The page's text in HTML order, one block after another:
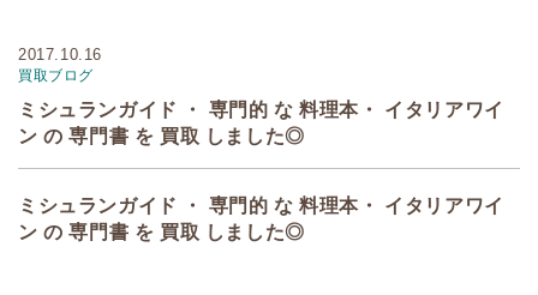
2017.10.16
買取ブログ
ミシュランガイド ・ 専門的 な 料理本・ イタリアワイ
ン の 専門書 を 買取 しました◎
ミシュランガイド ・ 専門的 な 料理本・ イタリアワイ
ン の 専門書 を 買取 しました◎